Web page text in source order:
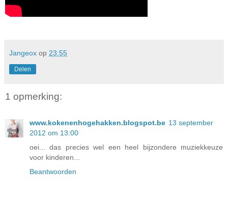
Jangeox op 23:55
Delen
1 opmerking:
www.kokenenhogehakken.blogspot.be 13 september
2012 om 13:00
oei... das precies wel een heel bijzondere muziekkeuze
voor kinderen...
Beantwoorden